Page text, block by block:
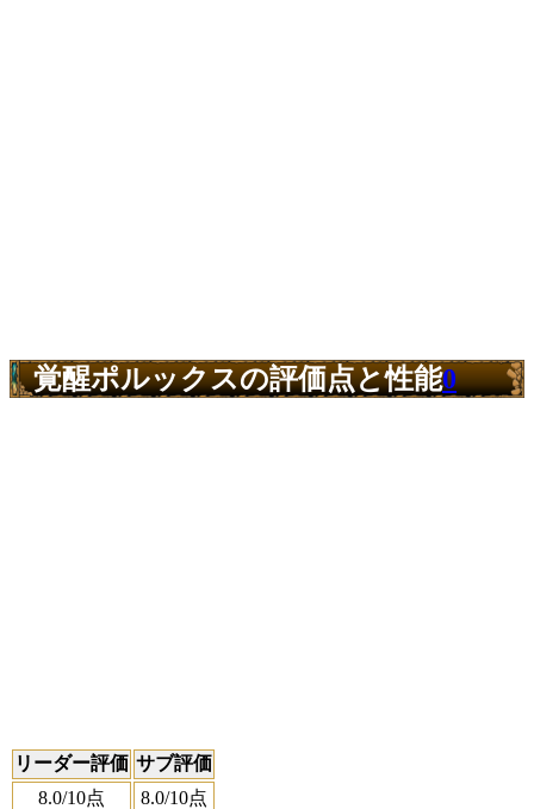
覚醒ポルックスの評価点と性能0
リーダー評価 サブ評価
8.0/10点 8.0/10点